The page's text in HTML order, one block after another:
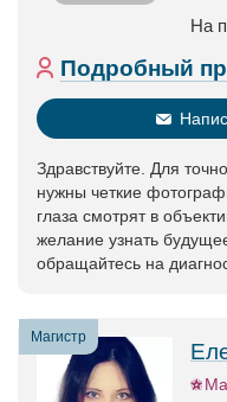
На
Подробный
Здравствуйте. Для
нужны четкие
глаза смотрят в
желание узнать
обращайтесь на
Магистр